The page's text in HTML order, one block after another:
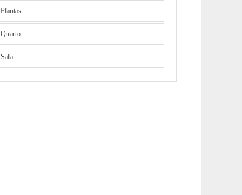
Plantas
Quarto
Sala